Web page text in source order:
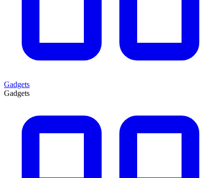
Gadgets
Gadgets